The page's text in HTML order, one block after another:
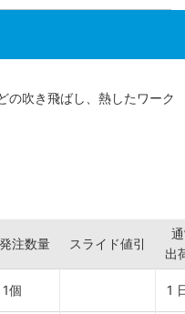
の吹き飛ばし、熱したワーク
注数量 スライド値引
出
1個 1